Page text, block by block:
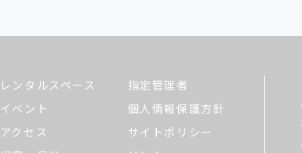
レンタルスペース
イベント
アクセス
指定管理者
個人情報保護方針
サイトポリシー